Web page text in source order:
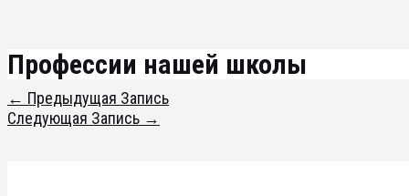
Профессии нашей школы
← Предыдущая Запись
Следующая Запись →